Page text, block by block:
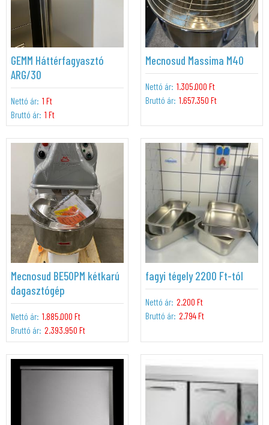
GEMM Háttérfagyasztó
ARG/30
Nettó ár: 1 Ft
Bruttó ár: 1 Ft
Mecnosud Massima M40
Nettó ár: 1.305.000 Ft
Bruttó ár: 1.657.350 Ft
Mecnosud BE50PM kétkarú
dagasztógép
Nettó ár: 1.885.000 Ft
Bruttó ár: 2.393.950 Ft
fagyi tégely 2200 Ft-tól
Nettó ár: 2.200 Ft
Bruttó ár: 2.794 Ft